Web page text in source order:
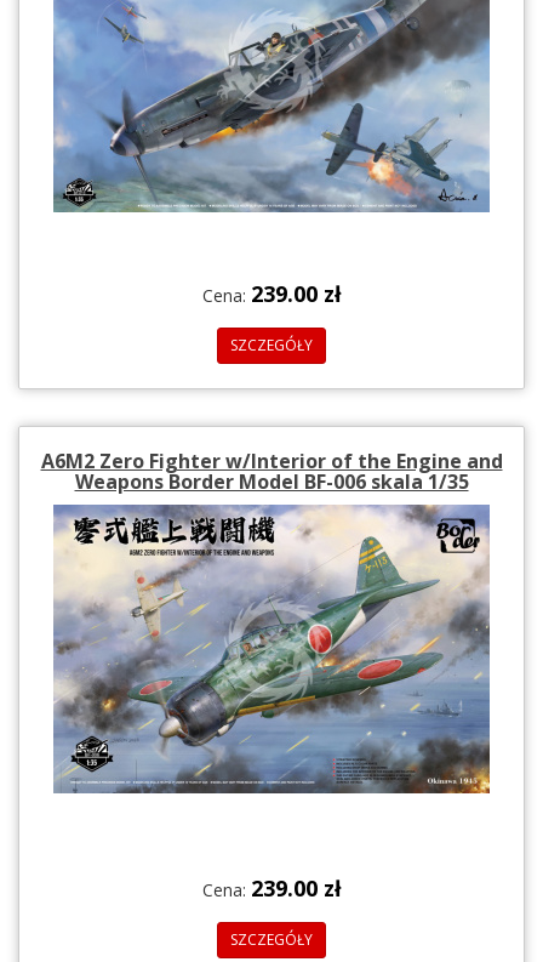
Cena: 239.00 zł
SZCZEGÓŁY
A6M2 Zero Fighter w/Interior of the Engine and
Weapons Border Model BF-006 skala 1/35
Cena: 239.00 zł
SZCZEGÓŁY